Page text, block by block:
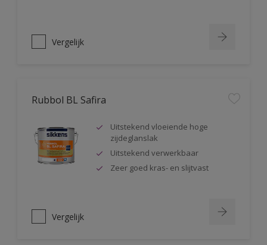
Vergelijk
Rubbol BL Safira
Uitstekend vloeiende hoge
zijdeglanslak
Uitstekend verwerkbaar
Zeer goed kras- en slijtvast
Vergelijk